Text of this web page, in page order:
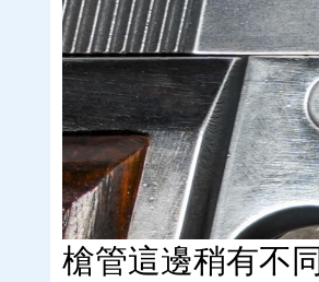
槍管這邊稍有不